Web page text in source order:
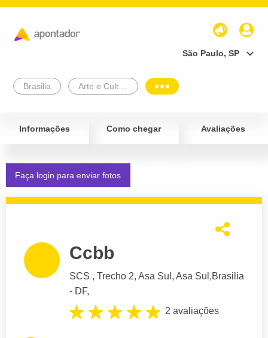
São Paulo, SP
Brasilia
Informações Como chegar Avaliações
Faça login para enviar fotos
Ccbb
SCS , Trecho 2, Asa Sul, Asa Sul,Brasilia
- DF,
2 avaliações